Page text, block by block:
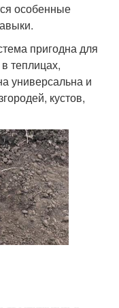
особенные
пригодна для
теплицах,
универсальна и
кустов,